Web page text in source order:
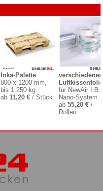
Inka-Palette
800 x 1200 mm,
bis 1.250 kg
ab 11,20 € / Stück
verschiedenen
für NewAir
Nano-System
ab 55,20 €/
Rollen